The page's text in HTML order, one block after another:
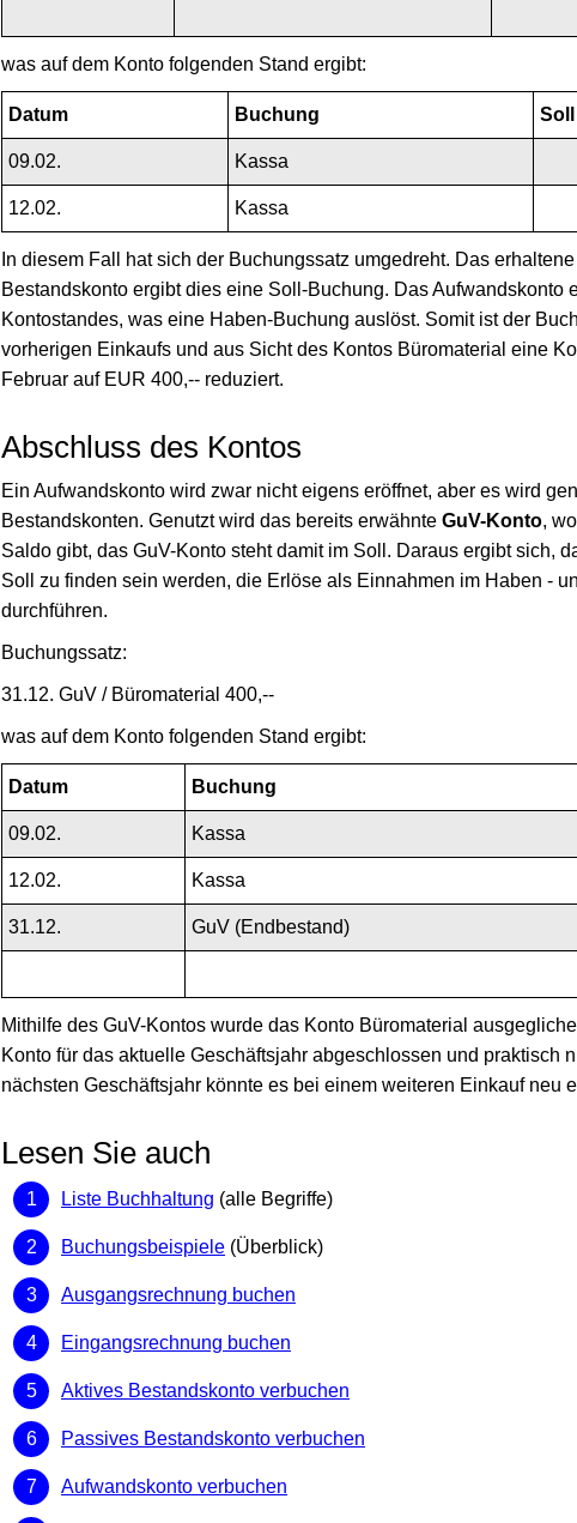
was auf dem Konto folgenden Stand ergibt:
Datum Buchung Soll
09.02. Kassa
12.02. Kassa
In diesem Fall hat sich der Buchungssatz umgedreht. Das
Bestandskonto ergibt dies eine Soll-Buchung. Das Aufwandskonto
Kontostandes, was eine Haben-Buchung auslöst. Somit ist der
vorherigen Einkaufs und aus Sicht des Kontos Büromaterial eine
Februar auf EUR 400,-- reduziert.
Abschluss des Kontos
Ein Aufwandskonto wird zwar nicht eigens eröffnet, aber es wird
Bestandskonten. Genutzt wird das bereits erwähnte GuV-Konto,
Saldo gibt, das GuV-Konto steht damit im Soll. Daraus ergibt sich,
Soll zu finden sein werden, die Erlöse als Einnahmen im Haben -
durchführen.
Buchungssatz:
31.12. GuV / Büromaterial 400,--
was auf dem Konto folgenden Stand ergibt:
Datum Buchung
09.02. Kassa
12.02. Kassa
31.12. GuV (Endbestand)
Mithilfe des GuV-Kontos wurde das Konto Büromaterial
Konto für das aktuelle Geschäftsjahr abgeschlossen und praktisch
nächsten Geschäftsjahr könnte es bei einem weiteren Einkauf neu
Lesen Sie auch
Liste Buchhaltung (alle Begriffe)
Buchungsbeispiele (Überblick)
Ausgangsrechnung buchen
Eingangsrechnung buchen
Aktives Bestandskonto verbuchen
Passives Bestandskonto verbuchen
Aufwandskonto verbuchen